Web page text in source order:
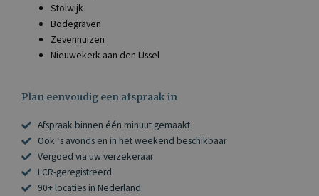
Stolwijk
Bodegraven
Zevenhuizen
Nieuwekerk aan den IJssel
Plan eenvoudig een afspraak in
Afspraak binnen één minuut gemaakt
Ook ‘s avonds en in het weekend beschikbaar
Vergoed via uw verzekeraar
LCR-geregistreerd
90+ locaties in Nederland